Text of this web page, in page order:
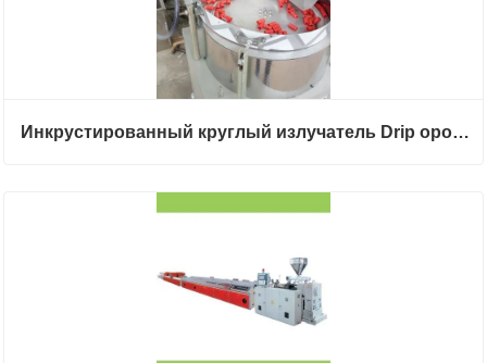
Инкрустированный круглый излучатель Drip орошения трубы Создание линии